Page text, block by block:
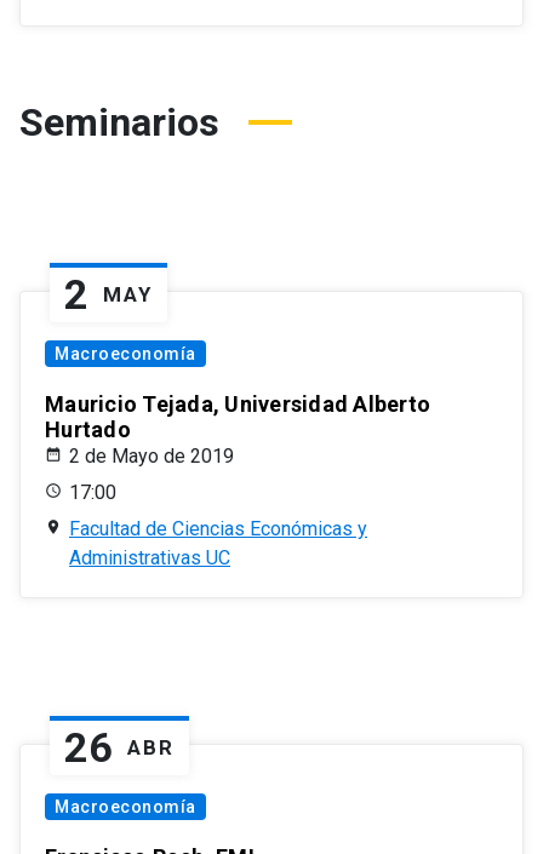
Seminarios
2 MAY
Macroeconomía
Mauricio Tejada, Universidad Alberto
Hurtado
2 de Mayo de 2019
17:00
Facultad de Ciencias Económicas y
Administrativas UC
26 ABR
Macroeconomía